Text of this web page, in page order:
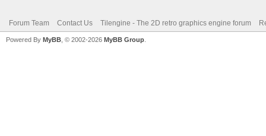
Forum Team Contact Us Tilengine - The 2D retro graphics engine forum
Powered By MyBB , © 2002-2026 MyBB Group